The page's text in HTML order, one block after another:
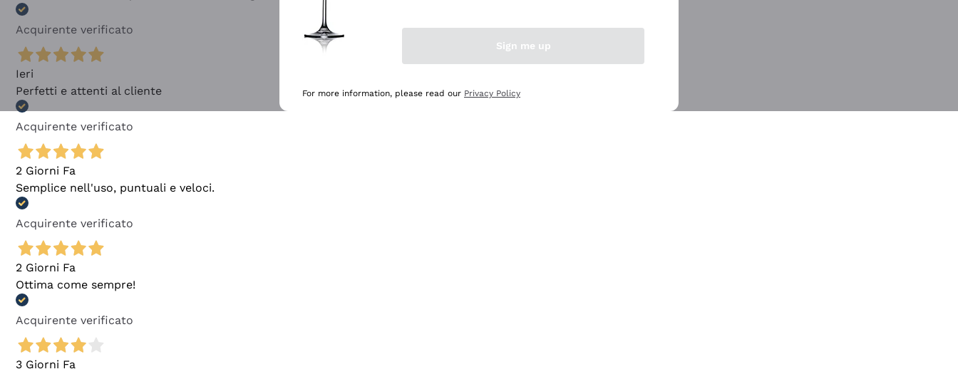
Acquirente verificato
Ieri
Perfetti e attenti al cliente
Acquirente verificato
2 Giorni Fa
Semplice nell'uso, puntuali e veloci.
Acquirente verificato
2 Giorni Fa
Ottima come sempre!
Acquirente verificato
3 Giorni Fa
Sign me up
For more information, please read our Privacy Policy